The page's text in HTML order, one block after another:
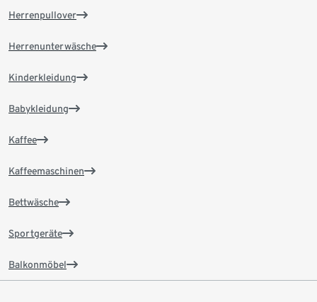
Herrenpullover
Herrenunterwäsche
Kinderkleidung
Babykleidung
Kaffee
Kaffeemaschinen
Bettwäsche
Sportgeräte
Balkonmöbel